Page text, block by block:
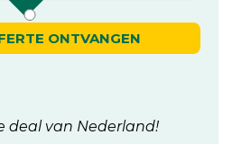
ONTVANGEN
deal van Nederland!